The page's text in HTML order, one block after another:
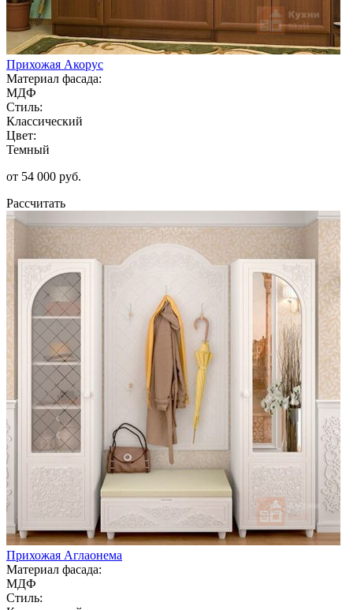
Прихожая Акорус
Материал фасада:
МДФ
Стиль:
Классический
Цвет:
Темный
от 54 000 руб.
Рассчитать
Прихожая Аглаонема
Материал фасада:
МДФ
Стиль: